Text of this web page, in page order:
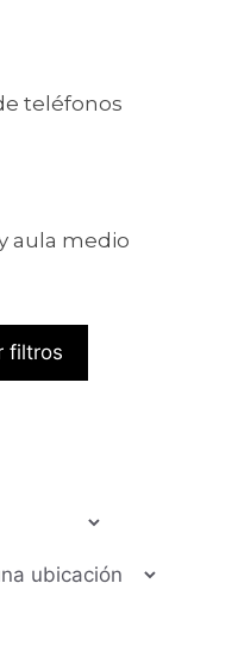
teléfonos
aula medio
filtros